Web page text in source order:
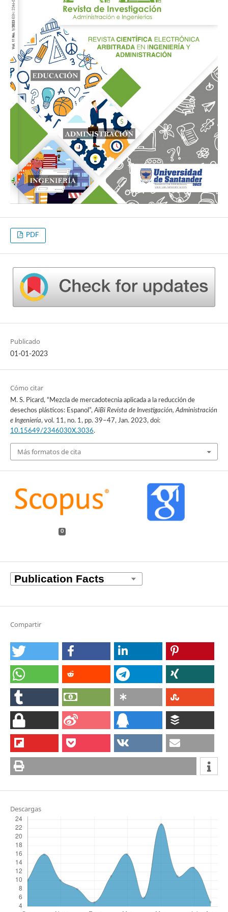
PDF
Publicado
01-01-2023
Cómo citar
M. S. Picard, “Mezcla de mercadotecnia aplicada a la reducción de
desechos plásticos: Espanol”,AiBi Revista de Investigación, Administración
e Ingeniería, vol. 11, no. 1, pp. 39–47, Jan. 2023, doi:
10.15649/2346030X.3036.
Más formatos de cita
0
Compartir
Descargas